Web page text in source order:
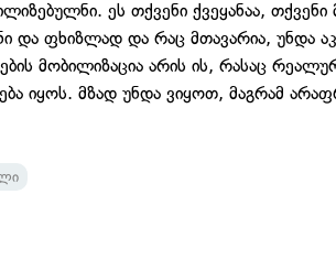
ეს თქვენი ქვეყანაა,
და ფხიზლად და რაც მთავარია, უნდა
მობილიზაცია არის ის, რასაც
იყოს. მზად უნდა ვიყოთ, მაგრამ